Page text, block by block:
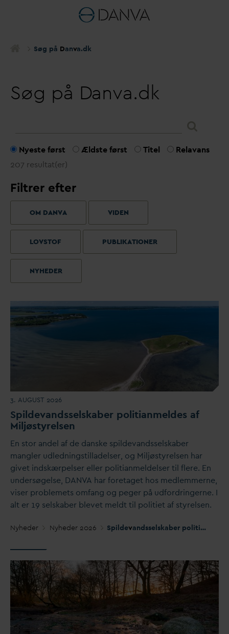
Søg på Danva.dk
Søg på Danva.dk
Nyeste først Ældste først Titel
Relavans
207 resultat(er)
Filtrer efter
OM DANVA VIDEN
LOVSTOF PUBLIKATIONER
NYHEDER
3. AUGUST 2026
Spildevandsselskaber politianmeldes af
Miljøstyrelsen
En stor andel af de danske spildevandsselskaber
mangler udledningstilladelser, og Miljøstyrelsen har
givet indskærpelser eller politianmeldelser til flere. En
undersøgelse, DANVA har foretaget hos medlemmerne,
viser problemets omfang og peger på udfordringerne. I
alt er 19 selskaber blevet meldt til politiet af styrelsen.
Nyheder Nyheder 2026 Spildevandsselskaber politianmeldes af Miljøstyrelsen